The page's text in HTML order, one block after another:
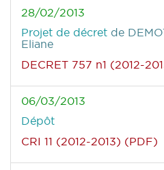
28/02/2013
Projet de décret de
Eliane
DECRET 757 n1 (2012-
06/03/2013
Dépôt
CRI 11 (2012-2013) (PDF)